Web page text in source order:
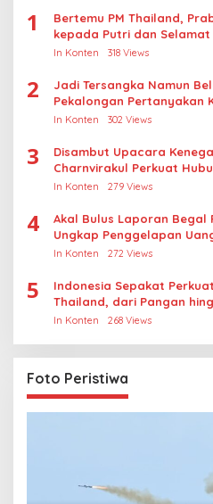
1
Bertemu PM Thailand,
kepada Putri dan Selamat
Thailand
In Konten 318 Views
2
Jadi Tersangka Namun
Pekalongan Pertanyakan
Kasus Rudapksa Sampai
In Konten 302 Views
3
Disambut Upacara
Charnvirakul Perkuat
In Konten 279 Views
4
Akal Bulus Laporan Begal
Ungkap Penggelapan
Crypto
In Konten 272 Views
5
Indonesia Sepakat
Thailand, dari Pangan
In Konten 268 Views
Foto Peristiwa